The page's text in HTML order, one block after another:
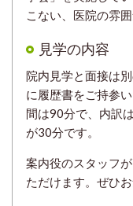
こない、医院の雰
見学の内容
院内見学と面接は
に履歴書をご持参
間は90分で、内訳
が30分です。
案内役のスタッフ
ただけます。ぜひ